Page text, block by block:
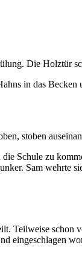
Die Holztür
in das
stoben
Schule zu
Sam wehrte
Teilweise
eingeschlagen